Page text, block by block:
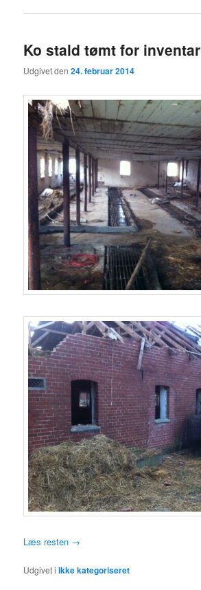
Ko stald tømt for inventar
Udgivet den24. februar 2014
Læs resten →
Udgivet i Ikke kategoriseret